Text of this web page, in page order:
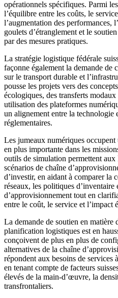
opérationnels spécifiques. Parmi
l’équilibre entre les coûts, le
l’augmentation des performances,
goulets d’étranglement et le
par des mesures pratiques.
La stratégie logistique fédérale
façonne également la demande de
sur le transport durable et
pousse les projets vers des
écologiques, des transferts
utilisation des plateformes
un alignement entre la technologie
réglementaires.
Les jumeaux numériques occupent
en plus importante dans les
outils de simulation permettent aux
scénarios de chaîne
d’investir, en aidant à comparer la
réseaux, les politiques d’inventaire
d’approvisionnement tout en
entre le coût, le service et l’impact
La demande de soutien en matière
planification logistiques est en
conçoivent de plus en plus de
alternatives de la chaîne
répondent aux besoins de services
en tenant compte de facteurs
élevés de la main-d’œuvre, la
transfrontaliers.